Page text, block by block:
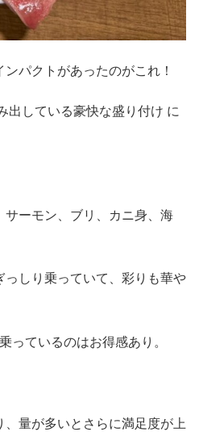
パクトがあったのがこれ！
出している豪快な盛り付け に
ーモン、ブリ、カニ身、海
しり乗っていて、彩りも華や
っているのはお得感あり。
量が多いとさらに満足度が上